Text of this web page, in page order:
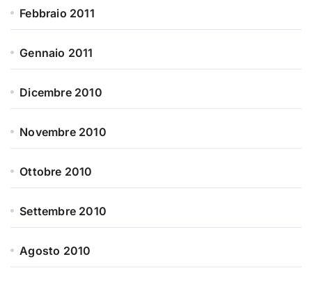
Febbraio 2011
Gennaio 2011
Dicembre 2010
Novembre 2010
Ottobre 2010
Settembre 2010
Agosto 2010